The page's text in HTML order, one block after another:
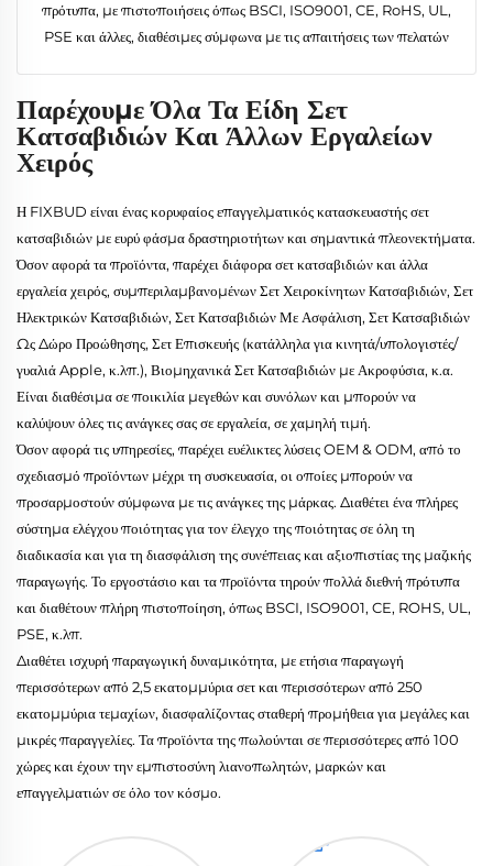
πρότυπα, με πιστοποιήσεις όπως BSCI, ISO9001, CE, RoHS, UL,
PSE και άλλες, διαθέσιμες σύμφωνα με τις απαιτήσεις των πελατών
Παρέχουμε Όλα Τα Είδη Σετ
Κατσαβιδιών Και Άλλων Εργαλείων
Χειρός
Η FIXBUD είναι ένας κορυφαίος επαγγελματικός κατασκευαστής σετ
κατσαβιδιών με ευρύ φάσμα δραστηριοτήτων και σημαντικά πλεονεκτήματα.
Όσον αφορά τα προϊόντα, παρέχει διάφορα σετ κατσαβιδιών και άλλα
εργαλεία χειρός, συμπεριλαμβανομένων Σετ Χειροκίνητων Κατσαβιδιών, Σετ
Ηλεκτρικών Κατσαβιδιών, Σετ Κατσαβιδιών Με Ασφάλιση, Σετ Κατσαβιδιών
Ως Δώρο Προώθησης, Σετ Επισκευής (κατάλληλα για κινητά/υπολογιστές/
γυαλιά Apple, κ.λπ.), Βιομηχανικά Σετ Κατσαβιδιών με Ακροφύσια, κ.α.
Είναι διαθέσιμα σε ποικιλία μεγεθών και συνόλων και μπορούν να
καλύψουν όλες τις ανάγκες σας σε εργαλεία, σε χαμηλή τιμή.
Όσον αφορά τις υπηρεσίες, παρέχει ευέλικτες λύσεις OEM & ODM, από το
σχεδιασμό προϊόντων μέχρι τη συσκευασία, οι οποίες μπορούν να
προσαρμοστούν σύμφωνα με τις ανάγκες της μάρκας. Διαθέτει ένα πλήρες
σύστημα ελέγχου ποιότητας για τον έλεγχο της ποιότητας σε όλη τη
διαδικασία και για τη διασφάλιση της συνέπειας και αξιοπιστίας της μαζικής
παραγωγής. Το εργοστάσιο και τα προϊόντα τηρούν πολλά διεθνή πρότυπα
και διαθέτουν πλήρη πιστοποίηση, όπως BSCI, ISO9001, CE, ROHS, UL,
PSE, κ.λπ.
Διαθέτει ισχυρή παραγωγική δυναμικότητα, με ετήσια παραγωγή
περισσότερων από 2,5 εκατομμύρια σετ και περισσότερων από 250
εκατομμύρια τεμαχίων, διασφαλίζοντας σταθερή προμήθεια για μεγάλες και
μικρές παραγγελίες. Τα προϊόντα της πωλούνται σε περισσότερες από 100
χώρες και έχουν την εμπιστοσύνη λιανοπωλητών, μαρκών και
επαγγελματιών σε όλο τον κόσμο.